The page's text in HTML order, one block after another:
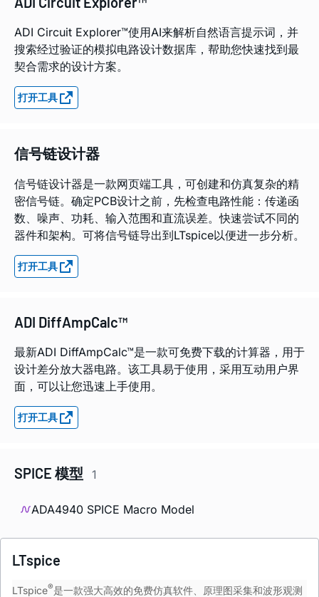
ADI Circuit Explorer™使用AI来解析自然语言提示词，并
搜索经过验证的模拟电路设计数据库，帮助您快速找到最
契合需求的设计方案。
打开工具
信号链设计器
信号链设计器是一款网页端工具，可创建和仿真复杂的精
密信号链。确定PCB设计之前，先检查电路性能：传递函
数、噪声、功耗、输入范围和直流误差。快速尝试不同的
器件和架构。可将信号链导出到LTspice以便进一步分析。
打开工具
ADI DiffAmpCalc™
最新ADI DiffAmpCalc™是一款可免费下载的计算器，用于
设计差分放大器电路。该工具易于使用，采用互动用户界
面，可以让您迅速上手使用。
打开工具
SPICE 模型 1
ADA4940 SPICE Macro Model
LTspice
LTspice®是一款强大高效的免费仿真软件、原理图采集和波形观测